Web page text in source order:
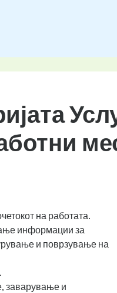
на работата.
информации за
и поврзување на
заварување и